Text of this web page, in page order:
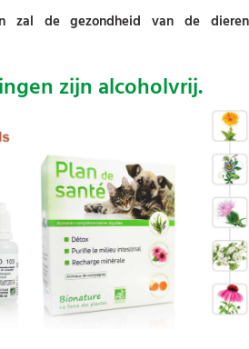
zal de gezondheid van de dieren
zijn alcoholvrij.